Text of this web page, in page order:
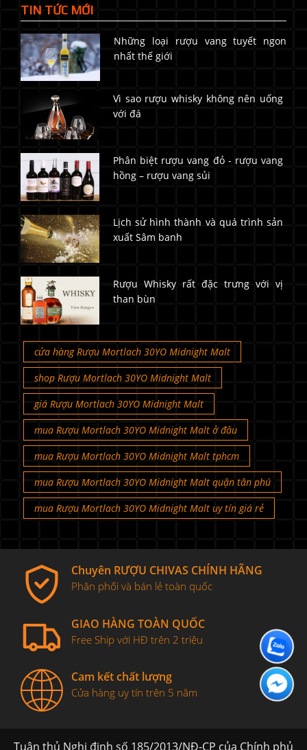
TIN TỨC MỚI
Những loại rượu vang tuyết ngon
nhất thế giới
Vì sao rượu whisky không nên uống
với đá
Phân biệt rượu vang đỏ - rượu vang
hồng – rượu vang sủi
Lịch sử hình thành và quá trình sản
xuất Sâm banh
Rượu Whisky rất đặc trưng với vị
than bùn
cửa hàng Rượu Mortlach 30YO Midnight Malt
shop Rượu Mortlach 30YO Midnight Malt
giá Rượu Mortlach 30YO Midnight Malt
mua Rượu Mortlach 30YO Midnight Malt ở đâu
mua Rượu Mortlach 30YO Midnight Malt tphcm
mua Rượu Mortlach 30YO Midnight Malt quận tân phú
mua Rượu Mortlach 30YO Midnight Malt uy tín giá rẻ
Chuyên RƯỢU CHIVAS CHÍNH HÃNG
Phân phối và bán lẻ toàn quốc
GIAO HÀNG TOÀN QUỐC
Free Ship với HĐ trên 2 triệu
Cam kết chất lượng
Cửa hàng uy tín trên 5 năm
Tuân thủ Nghị định số 185/2013/NĐ-CP của Chính phủ